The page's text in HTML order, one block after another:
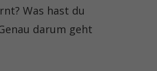
Was hast du
darum geht